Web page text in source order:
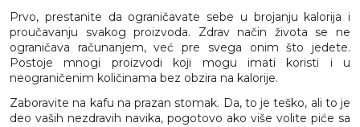
Prvo, prestanite da ograničavate sebe u brojanju kalorija i
proučavanju svakog proizvoda. Zdrav način života se ne
ograničava računanjem, već pre svega onim što jedete.
Postoje mnogi proizvodi koji mogu imati koristi i u
neograničenim količinama bez obzira na kalorije.
Zaboravite na kafu na prazan stomak. Da, to je teško, ali to je
deo vaših nezdravih navika, pogotovo ako više volite piće sa